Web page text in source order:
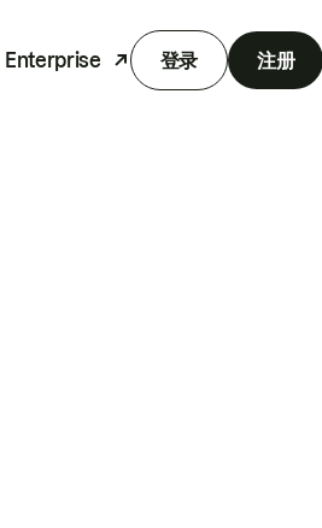
Enterprise 登录 注册